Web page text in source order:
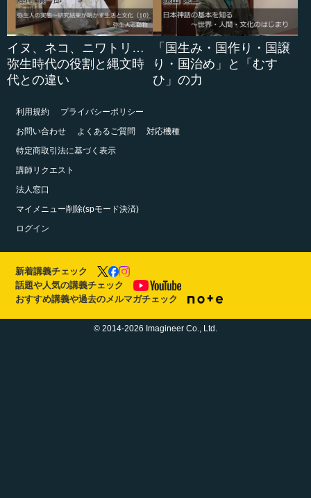
イヌ、ネコ、ニワトリ…
弥生時代の役割と縄文時
代との違い
「国生み・国作り・国譲
り・国治め」と「むす
ひ」の力
利用規約
プライバシーポリシー
お問い合わせ
よくあるご質問
対応機種
特定商取引法に基づく表示
講師リクエスト
法人窓口
マイメニュー削除(spモード決済)
ログイン
新着講義チェック
話題や人気の講義チェック
おすすめ講義や過去のメルマガチェック
© 2014-2026 Imagineer Co., Ltd.